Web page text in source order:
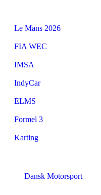
Le Mans 2026
FIA WEC
IMSA
IndyCar
ELMS
Formel 3
Karting
Dansk Motorsport